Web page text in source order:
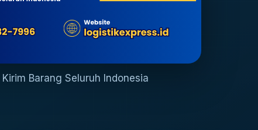
Barang Seluruh Indonesia